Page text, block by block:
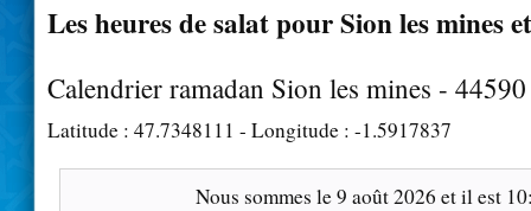
Les heures de salat pour Sion les mines
Calendrier ramadan Sion les mines - 44590
Latitude : 47.7348111 - Longitude : -1.5917837
Nous sommes le9 août 2026 et il est